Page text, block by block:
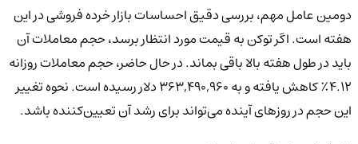
دومین عامل مهم، بررسی دقیق احساسات بازار خرده فروشی در این
هفته است. اگر توکن به قیمت مورد انتظار برسد، حجم معاملات آن
باید در طول هفته بالا باقی بماند. در حال حاضر، حجم معاملات روزانه
۴.۱۲٪ کاهش یافته و به ۳۶۳,۴۹۰,۹۶۰ دلار رسیده است. نحوه تغییر
این حجم در روزهای آینده می‌تواند برای رشد آن تعیین‌کننده باشد.